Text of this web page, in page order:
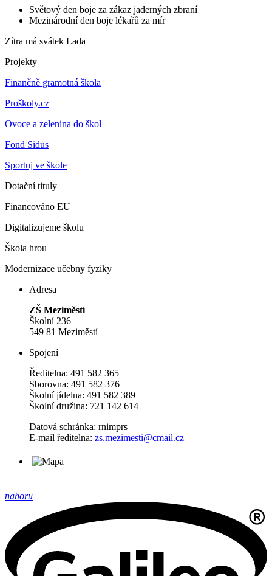
Světový den boje za zákaz jaderných zbraní
Mezinárodní den boje lékařů za mír
Zítra má svátek Lada
Projekty
Finančně gramotná škola
Proškoly.cz
Ovoce a zelenina do škol
Fond Sidus
Sportuj ve škole
Dotační tituly
Financováno EU
Digitalizujeme školu
Škola hrou
Modernizace učebny fyziky
Adresa
ZŠ Meziměstí
Školní 236
549 81 Meziměstí
Spojení
Ředitelna: 491 582 365
Sborovna: 491 582 376
Školní jídelna: 491 582 389
Školní družina: 721 142 614
Datová schránka: rnimprs
E-mail ředitelna: zs.mezimesti@cmail.cz
nahoru